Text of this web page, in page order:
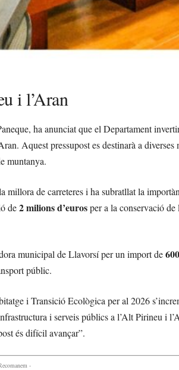
i l’Aran
ha anunciat que el Departament
Aquest pressupost es destinarà a
muntanya.
millora de carreteres i ha subratllat la
de2 milions d’eurosper a la conservació
municipal de Llavorsí per un import de
públic.
i Transició Ecològica per al 2026
i serveis públics a l’Alt Pirineu i
és difícil avançar”.
-